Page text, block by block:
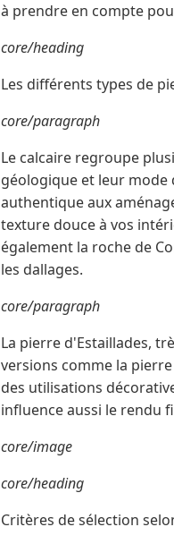
à prendre en compte
core/heading
Les différents types de
core/paragraph
Le calcaire regroupe
géologique et leur mode
authentique aux
texture douce à vos
également la roche de
les dallages.
core/paragraph
La pierre d'Estaillades,
versions comme la
des utilisations
influence aussi le rendu
core/image
core/heading
Critères de sélection